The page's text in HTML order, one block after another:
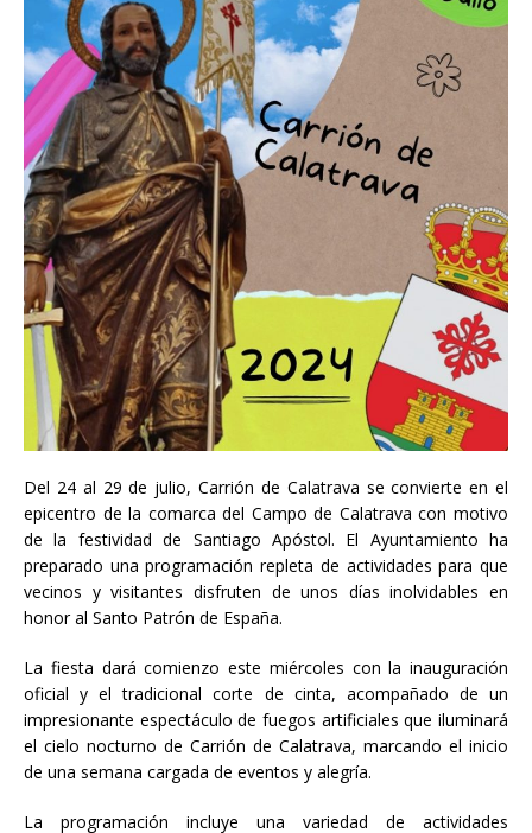
Del 24 al 29 de julio, Carrión de Calatrava se convierte en el
epicentro de la comarca del Campo de Calatrava con motivo
de la festividad de Santiago Apóstol. El Ayuntamiento ha
preparado una programación repleta de actividades para que
vecinos y visitantes disfruten de unos días inolvidables en
honor al Santo Patrón de España.
La fiesta dará comienzo este miércoles con la inauguración
oficial y el tradicional corte de cinta, acompañado de un
impresionante espectáculo de fuegos artificiales que iluminará
el cielo nocturno de Carrión de Calatrava, marcando el inicio
de una semana cargada de eventos y alegría.
La programación incluye una variedad de actividades